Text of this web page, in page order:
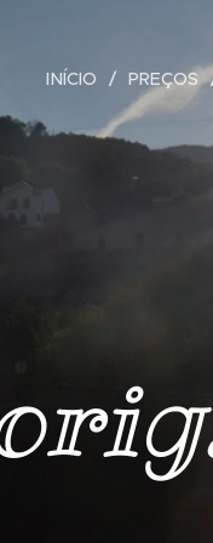
INÍCIO PREÇOS